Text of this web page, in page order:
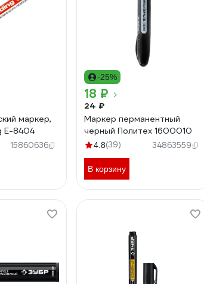
маркер,
E-8404
15860636
-25%
18 ₽
24 ₽
Маркер перманентный
черный Политех 1600010
4.8(39) 34863559
В корзину